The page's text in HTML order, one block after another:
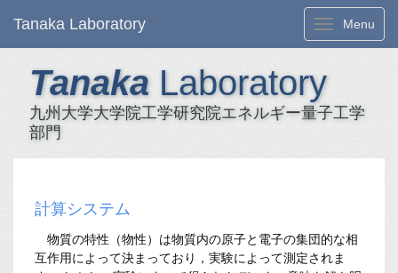
Toggle
Menu
Tanaka Laboratory
TanakaLaboratory
九州大学大学院工学研究院エネルギー量子工学
部門
計算システム
物質の特性（物性）は物質内の原子と電子の集団的な相
互作用によって決まっており，実験によって測定されま